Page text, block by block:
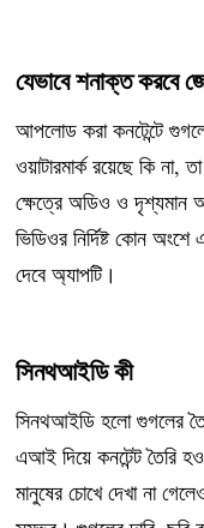
যেভাবে শনাক্ত করবে
আপলোড করা কনটেন্টে
ওয়াটারমার্ক রয়েছে কি না,
ক্ষেত্রে অডিও ও দৃশ্যমান
ভিডিওর নির্দিষ্ট কোন
দেবে অ্যাপটি।
সিনথআইডি কী
সিনথআইডি হলো গুগলের
এআই দিয়ে কনটেন্ট তৈরি
মানুষের চোখে দেখা না